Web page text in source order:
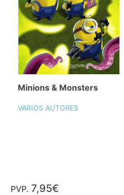
Minions & Monsters
VARIOS AUTORES
PVP. 7,95€